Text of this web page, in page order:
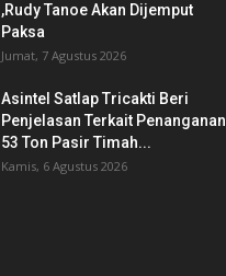
,Rudy Tanoe Akan Dijemput
Paksa
Jumat, 7 Agustus 2026
Asintel Satlap Tricakti Beri
Penjelasan Terkait Penanganan
53 Ton Pasir Timah...
Kamis, 6 Agustus 2026